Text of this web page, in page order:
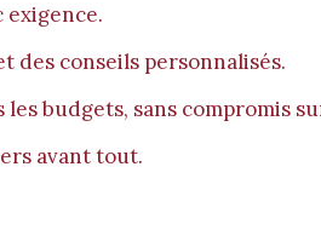
exigence.
des conseils personnalisés.
budgets, sans compromis
avant tout.